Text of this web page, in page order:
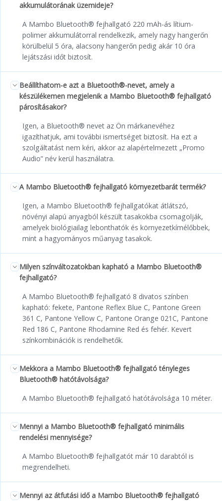
akkumulátorának üzemideje?
A Mambo Bluetooth® fejhallgató 220 mAh-ás lítium-
polimer akkumulátorral rendelkezik, amely nagy hangerőn
körülbelül 5 óra, alacsony hangerőn pedig akár 10 óra
lejátszási időt biztosít.
Beállíthatom-e azt a Bluetooth®-nevet, amely a
készülékemen megjelenik a Mambo Bluetooth® fejhallgató
párosításakor?
Igen, a Bluetooth® nevet az Ön márkanevéhez
igazíthatjuk, ami további ismertséget biztosít. Ha ezt a
szolgáltatást nem kéri, akkor az alapértelmezett „Promo
Audio” név kerül használatra.
A Mambo Bluetooth® fejhallgató környezetbarát termék?
Igen, a Mambo Bluetooth® fejhallgatókat átlátszó,
növényi alapú anyagból készült tasakokba csomagolják,
amelyek biológiailag lebonthatók és környezetkímélőbbek,
mint a hagyományos műanyag tasakok.
Milyen színváltozatokban kapható a Mambo Bluetooth®
fejhallgató?
A Mambo Bluetooth® fejhallgató 8 divatos színben
kapható: fekete, Pantone Reflex Blue C, Pantone Green
361 C, Pantone Yellow C, Pantone Orange 021C, Pantone
Red 186 C, Pantone Rhodamine Red és fehér. Kevert
színkombinációk is rendelhetők.
Mekkora a Mambo Bluetooth® fejhallgató tényleges
Bluetooth® hatótávolsága?
A Mambo Bluetooth® fejhallgató hatótávolsága 10 méter.
Mennyi a Mambo Bluetooth® fejhallgató minimális
rendelési mennyisége?
A Mambo Bluetooth® fejhallgatót már 10 darabtól is
megrendelheti.
Mennyi az átfutási idő a Mambo Bluetooth® fejhallgató